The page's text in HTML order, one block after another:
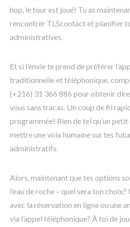
hop, le tour est joué! Tu as
rencontrer TLScontact et planifier
administratives.
Et si l’envie te prend de préférer
traditionnelle et téléphonique,
(+216) 31 366 886 pour obtenir
vous sans tracas. Un coup de fil
programmée! Rien de tel qu’un
mettre une voix humaine sur tes
administratifs.
Alors, maintenant que tes options
l’eau de roche – quel sera ton
avec la réservation en ligne ou une
via l’appel téléphonique? À toi de